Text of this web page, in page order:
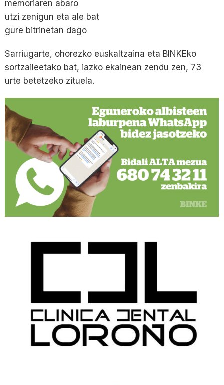
memoriaren abaro
utzi zenigun eta ale bat
gure bitrinetan dago
Sarriugarte, ohorezko euskaltzaina eta BINKEko
sortzaileetako bat, iazko ekainean zendu zen, 73
urte betetzeko zituela.